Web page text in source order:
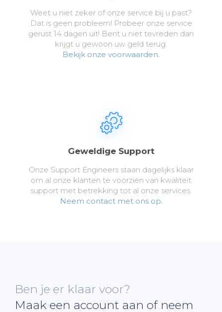
Weet u niet zeker of onze service bij u past?
Dat is geen probleem! Probeer onze service
gerust 14 dagen uit! Bent u niet tevreden dan
krijgt u gewoon uw geld terug.
Bekijk onze voorwaarden.
Geweldige Support
Onze Support Engineers staan dagelijks klaar
om al onze klanten te voorzien van kwaliteit
support met betrekking tot al onze services.
Neem contact met ons op.
Ben je er klaar voor?
Maak een account aan of neem